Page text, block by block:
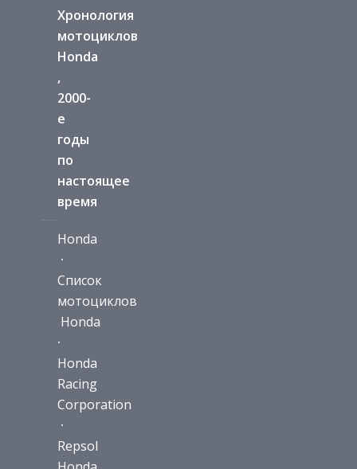
Хронология
мотоциклов
Honda
,
2000-
е
годы
по
настоящее
время
Honda
·
Список
мотоциклов
Honda
·
Honda
Racing
Corporation
·
Repsol